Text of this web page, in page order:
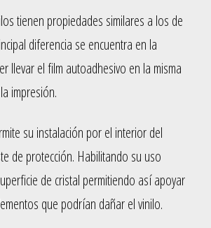
tienen propiedades similares a los de
diferencia se encuentra en la
llevar el film autoadhesivo en la misma
impresión.
su instalación por el interior del
de protección. Habilitando su uso
de cristal permitiendo así apoyar
que podrían dañar el vinilo.